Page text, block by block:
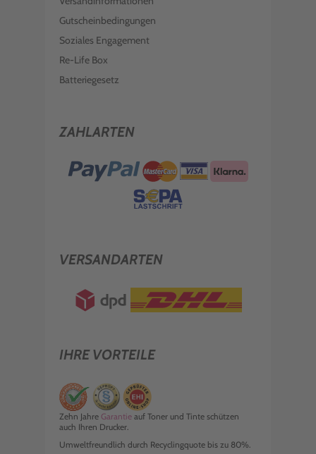
Gutscheinbedingungen
Soziales Engagement
Re-Life Box
Batteriegesetz
ZAHLARTEN
VERSANDARTEN
IHRE VORTEILE
Zehn Jahre Garantie auf Toner und Tinte schützen
auch Ihren Drucker.
Umweltfreundlich durch Recyclingquote bis zu 80%.